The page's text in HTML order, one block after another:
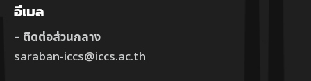
อีเมล
– ติดต่อส่วนกลาง
saraban-iccs@iccs.ac.th